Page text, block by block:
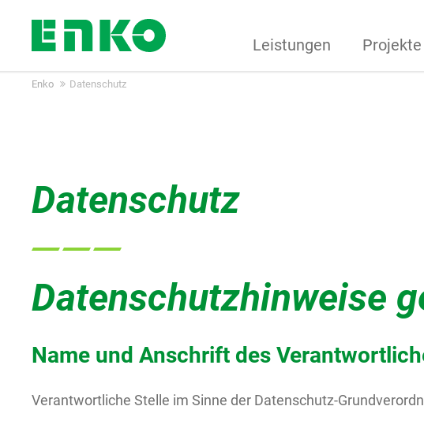
Leistungen Projekte
Enko Datenschutz
Datenschutz
Datenschutzhinweise
Name und Anschrift des
Verantwortliche Stelle im Sinne der Datenschutz-